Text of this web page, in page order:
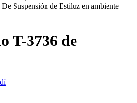
T-3736 de